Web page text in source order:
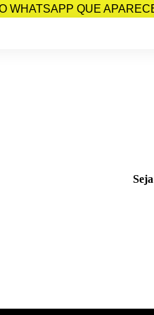
WHATSAPP QUE